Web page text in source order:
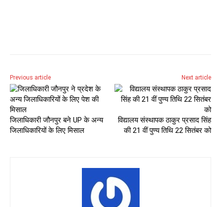
Previous article
जिलाधिकारी जौनपुर बने UP के अन्य
जिलाधिकारियों के लिए मिसाल
Next article
विद्यालय संस्थापक ठाकुर प्रसाद सिंह
की 21 वीं पुण्य तिथि 22 सितंबर को